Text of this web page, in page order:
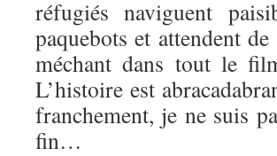
réfugiés naviguent
paquebots et attendent
méchant dans tout le
L’histoire est
franchement, je ne suis
fin…